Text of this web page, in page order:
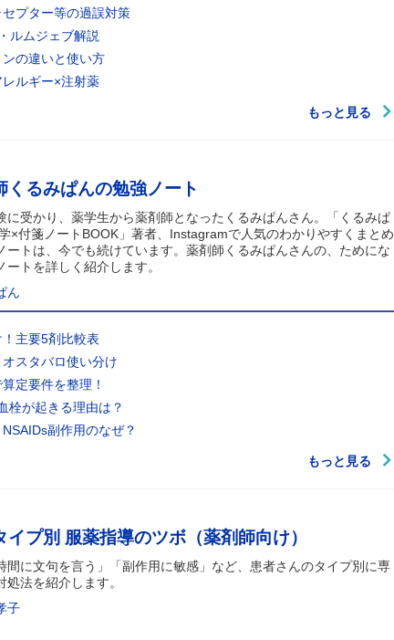
プター等の過誤対策
ルムジェブ解説
ンの違いと使い方
ルギー×注射薬
もっと見る
くるみぱんの勉強ノート
に受かり、薬学生から薬剤師となったくるみぱんさん。「くるみぱ
×付箋ノートBOOK」著者、Instagramで人気のわかりやすくまとめ
ートは、今でも続けています。薬剤師くるみぱんさんの、ためにな
ートを詳しく紹介します。
ん
主要5剤比較表
スタバロ使い分け
定要件を整理！
栓が起きる理由は？
副作用のなぜ？
もっと見る
イプ別 服薬指導のツボ（薬剤師向け）
間に文句を言う」「副作用に敏感」など、患者さんのタイプ別に専
処法を紹介します。
子